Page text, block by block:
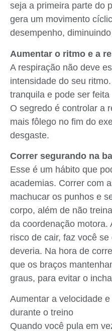
seja a primeira parte do
gera um movimento
desempenho,
Aumentar o ritmo e a
A respiração não deve
intensidade do seu
tranquila e pode ser
O segredo é controlar a
mais fôlego no fim do
desgaste.
Correr segurando na
Esse é um hábito que
academias. Correr com
machucar os punhos e
corpo, além de não
da coordenação motora.
risco de cair, faz você
deveria. Na hora de
que os braços
graus, para evitar o
Aumentar a velocidade
durante o treino
Quando você pula em